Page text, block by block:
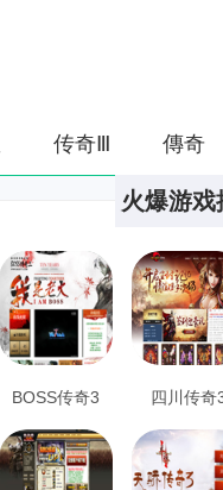
传奇Ⅲ 傳奇
火爆游戏
BOSS传奇3 四川传奇